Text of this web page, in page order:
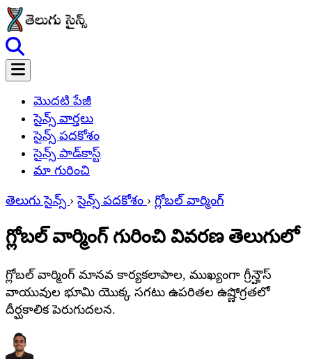
మొదటి పేజీ
సైన్స్ వార్తలు
సైన్స్ పదకోశం
సైన్స్ పాడ్‌కాస్ట్
మా గురించి
తెలుగు సైన్స్ › సైన్స్ పదకోశం › గ్లోబల్ వార్మింగ్
గ్లోబల్ వార్మింగ్ గురించి వివరణ తెలుగులో
గ్లోబల్ వార్మింగ్ మానవ కార్యకలాపాల, ముఖ్యంగా గ్రీన్హౌస్
వాయువుల భూమి యొక్క సగటు ఉపరితల ఉష్ణోగ్రతలో
దీర్ఘకాలిక పెరుగుదలన.